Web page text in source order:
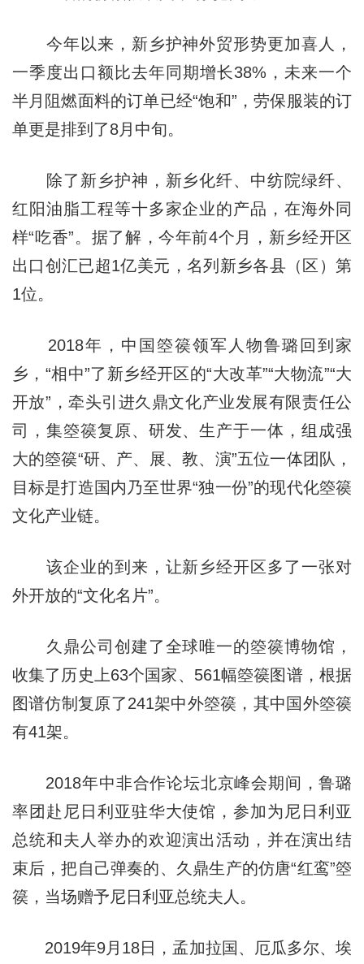
今年以来，新乡护神外贸形势更加喜人，
一季度出口额比去年同期增长38%，未来一个
半月阻燃面料的订单已经“饱和”，劳保服装的订
单更是排到了8月中旬。
除了新乡护神，新乡化纤、中纺院绿纤、
红阳油脂工程等十多家企业的产品，在海外同
样“吃香”。据了解，今年前4个月，新乡经开区
出口创汇已超1亿美元，名列新乡各县（区）第
1位。
2018年，中国箜篌领军人物鲁璐回到家
乡，“相中”了新乡经开区的“大改革”“大物流”“大
开放”，牵头引进久鼎文化产业发展有限责任公
司，集箜篌复原、研发、生产于一体，组成强
大的箜篌“研、产、展、教、演”五位一体团队，
目标是打造国内乃至世界“独一份”的现代化箜篌
文化产业链。
该企业的到来，让新乡经开区多了一张对
外开放的“文化名片”。
久鼎公司创建了全球唯一的箜篌博物馆，
收集了历史上63个国家、561幅箜篌图谱，根据
图谱仿制复原了241架中外箜篌，其中国外箜篌
有41架。
2018年中非合作论坛北京峰会期间，鲁璐
率团赴尼日利亚驻华大使馆，参加为尼日利亚
总统和夫人举办的欢迎演出活动，并在演出结
束后，把自己弹奏的、久鼎生产的仿唐“红鸾”箜
篌，当场赠予尼日利亚总统夫人。
2019年9月18日，孟加拉国、厄瓜多尔、埃